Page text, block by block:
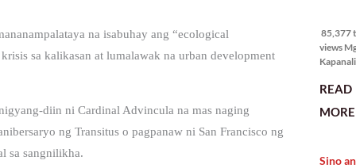
na isabuhay ang “ecological
sa kalikasan at lumalawak na urban development
diin ni Cardinal Advincula na mas naging
ng Transitus o pagpanaw ni San Francisco ng
sa sangnilikha.
85,377
views
Japanese
the
READ
MORE
Sino